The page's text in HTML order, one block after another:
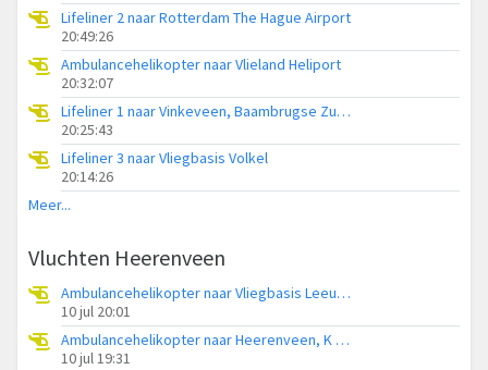
Lifeliner 2 naar Rotterdam The Hague Airport
20:49:26
Ambulancehelikopter naar Vlieland Heliport
20:32:07
Lifeliner 1 naar Vinkeveen, Baambrugse Zuwe
20:25:43
Lifeliner 3 naar Vliegbasis Volkel
20:14:26
Meer...
Vluchten Heerenveen
Ambulancehelikopter naar Vliegbasis Leeuwarden
10 jul 20:01
Ambulancehelikopter naar Heerenveen, K R Poststraat
10 jul 19:31